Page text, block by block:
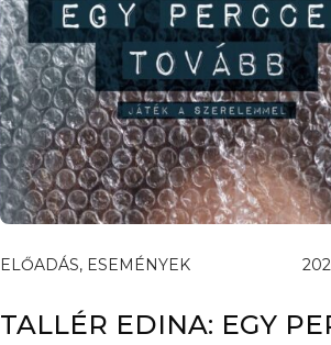
ELŐADÁS, ESEMÉNYEK
TALLÉR EDINA: EGY